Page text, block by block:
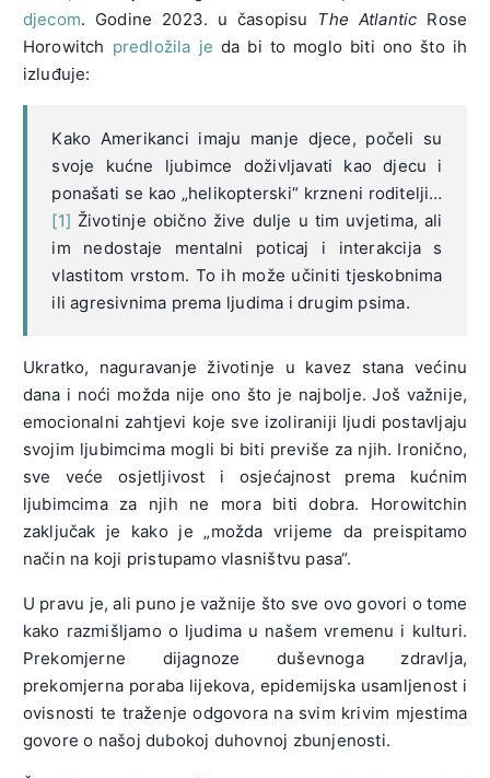
djecom. Godine 2023. u časopisu The Atlantic Rose
Horowitch predložila je da bi to moglo biti ono što ih
izluđuje:
Kako Amerikanci imaju manje djece, počeli su
svoje kućne ljubimce doživljavati kao djecu i
ponašati se kao „helikopterski“ krzneni roditelji…
[1] Životinje obično žive dulje u tim uvjetima, ali
im nedostaje mentalni poticaj i interakcija s
vlastitom vrstom. To ih može učiniti tjeskobnima
ili agresivnima prema ljudima i drugim psima.
Ukratko, naguravanje životinje u kavez stana većinu
dana i noći možda nije ono što je najbolje. Još važnije,
emocionalni zahtjevi koje sve izoliraniji ljudi postavljaju
svojim ljubimcima mogli bi biti previše za njih. Ironično,
sve veće osjetljivost i osjećajnost prema kućnim
ljubimcima za njih ne mora biti dobra. Horowitchin
zaključak je kako je „možda vrijeme da preispitamo
način na koji pristupamo vlasništvu pasa“.
U pravu je, ali puno je važnije što sve ovo govori o tome
kako razmišljamo o ljudima u našem vremenu i kulturi.
Prekomjerne dijagnoze duševnoga zdravlja,
prekomjerna poraba lijekova, epidemijska usamljenost i
ovisnosti te traženje odgovora na svim krivim mjestima
govore o našoj dubokoj duhovnoj zbunjenosti.